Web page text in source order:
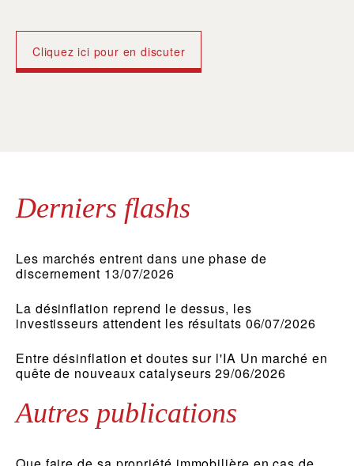
Cliquez ici pour en discuter
Derniers flashs
Les marchés entrent dans une phase de
discernement 13/07/2026
La désinflation reprend le dessus, les
investisseurs attendent les résultats 06/07/2026
Entre désinflation et doutes sur l'IA Un marché en
quête de nouveaux catalyseurs 29/06/2026
Autres publications